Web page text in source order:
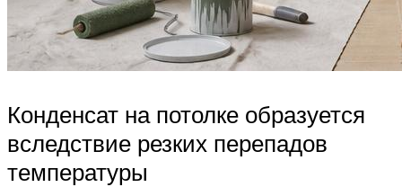
Конденсат на потолке образуется
вследствие резких перепадов
температуры